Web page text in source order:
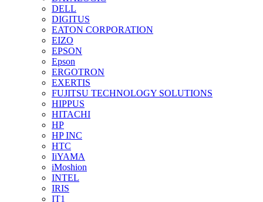
DELL
DIGITUS
EATON CORPORATION
EIZO
EPSON
Epson
ERGOTRON
EXERTIS
FUJITSU TECHNOLOGY SOLUTIONS
HIPPUS
HITACHI
HP
HP INC
HTC
IiYAMA
iMoshion
INTEL
IRIS
IT1